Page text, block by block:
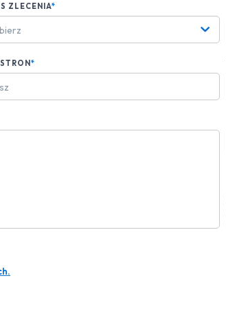
ZLECENIA*
STRON*